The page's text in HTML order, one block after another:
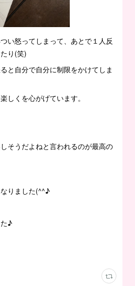
い怒ってしまって、あとで１人反
り(笑)
と自分で自分に制限をかけてしま
しくを心がげています。
そうだよねと言われるのが最高の
りました(^^♪
♪